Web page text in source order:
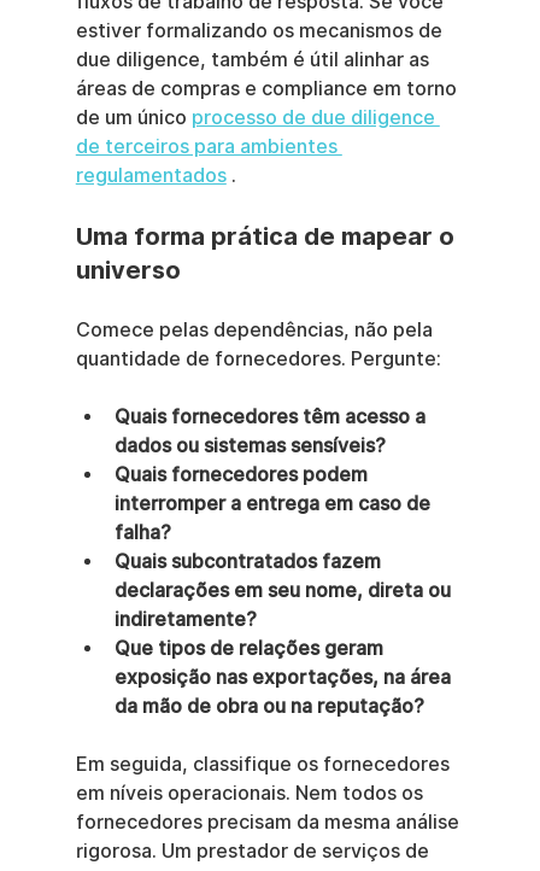
estiver formalizando os mecanismos de
due diligence, também é útil alinhar as
áreas de compras e compliance em torno
de um único processo de due diligence
de terceiros para ambientes
regulamentados .
Uma forma prática de mapear o
universo
Comece pelas dependências, não pela
quantidade de fornecedores. Pergunte:
Quais fornecedores têm acesso a
dados ou sistemas sensíveis?
Quais fornecedores podem
interromper a entrega em caso de
falha?
Quais subcontratados fazem
declarações em seu nome, direta ou
indiretamente?
Que tipos de relações geram
exposição nas exportações, na área
da mão de obra ou na reputação?
Em seguida, classifique os fornecedores
em níveis operacionais. Nem todos os
fornecedores precisam da mesma análise
rigorosa. Um prestador de serviços de